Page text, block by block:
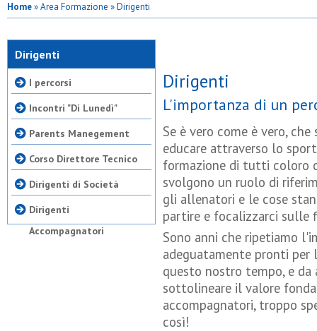
Home» Area Formazione » Dirigenti
Dirigenti
I percorsi
Incontri "Di Lunedì"
Parents Manegement
Corso Direttore Tecnico
Dirigenti di Società
Dirigenti
Accompagnatori
Dirigenti
L'importanza di un
Se è vero come è vero,
educare attraverso lo
formazione di tutti coloro
svolgono un ruolo di
gli allenatori e le cose
partire e focalizzarci sulle
Sono anni che ripetiamo
adeguatamente pronti per
questo nostro tempo, e
sottolineare il valore
accompagnatori, troppo
così!